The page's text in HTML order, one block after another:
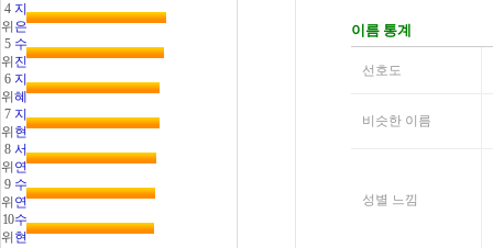
4
위
지
은
5
위
수
진
6
위
지
혜
7
위
지
현
8
위
서
연
9
위
수
연
10
위
수
현